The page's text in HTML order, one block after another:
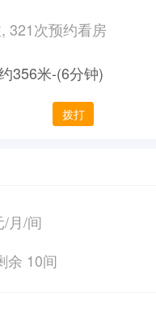
321次预约看房
356米-(6分钟)
拨打
/月/间
10间